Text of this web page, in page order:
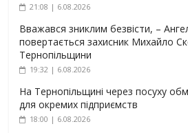
21:08 | 6.08.2026
Вважався зниклим безвісти, –
повертається захисник Михайло
Тернопільщини
19:32 | 6.08.2026
На Тернопільщині через посуху
для окремих підприємств
18:00 | 6.08.2026